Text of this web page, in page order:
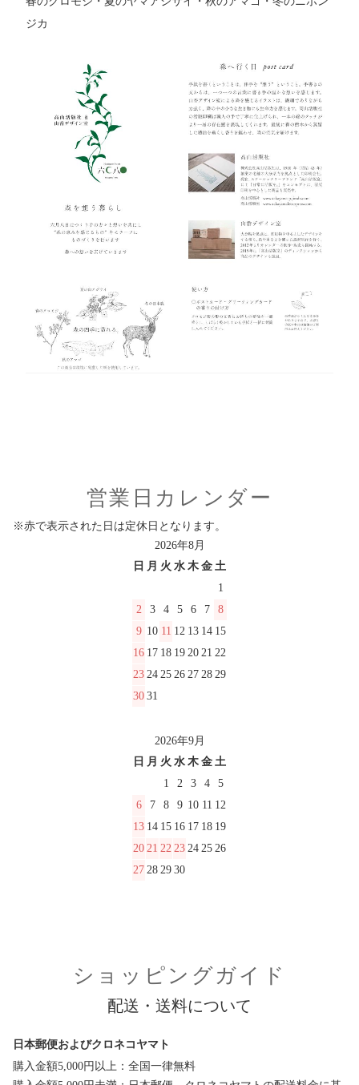
ジカ
営業日カレンダー
※赤で表示された日は定休日となります。
2026年8月
日 月 火 水 木 金 土
1
2
3 4 5 6 7
8
9 10 11 12 13 14 15
16 17 18 19 20 21 22
23 24 25 26 27 28 29
30 31
2026年9月
日 月 火 水 木 金 土
1
2 3 4
5
6
7 8 9 10 11 12
13 14 15 16 17 18 19
20 21 22 23 24 25 26
27 28 29 30
ショッピングガイド
配送・送料について
日本郵便およびクロネコヤマト
購入金額5,000円以上：全国一律無料